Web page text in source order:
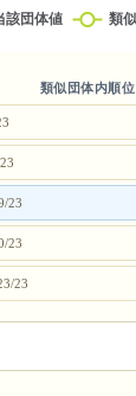
類似団体内順位
23
23
23